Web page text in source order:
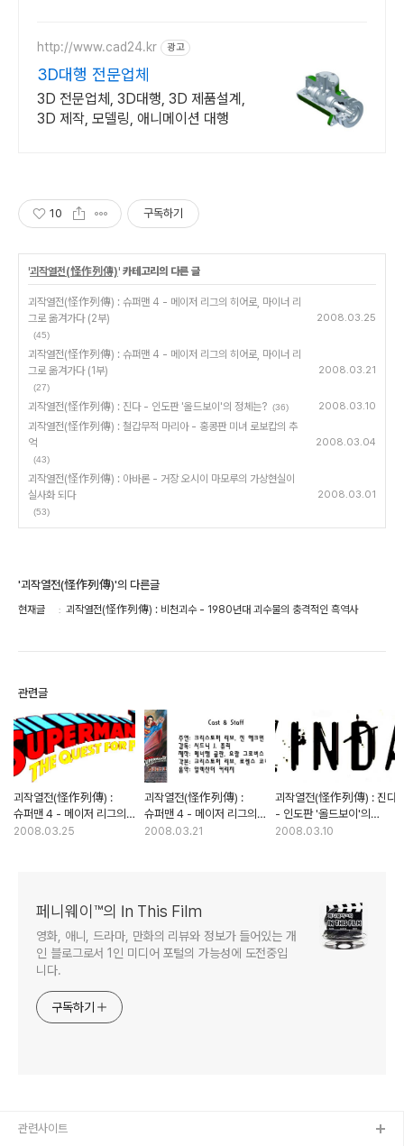
http://www.cad24.kr 광고
3D대행 전문업체
3D 전문업체, 3D대행, 3D 제품설계,
3D 제작, 모델링, 애니메이션 대행
10 구독하기
'괴작열전(怪作列傳)' 카테고리의 다른 글
괴작열전(怪作列傳) : 슈퍼맨 4 - 메이저 리그의 히어로, 마이너 리
그로 옮겨가다 (2부)
(45)
2008.03.25
괴작열전(怪作列傳) : 슈퍼맨 4 - 메이저 리그의 히어로, 마이너 리
그로 옮겨가다 (1부)
(27)
2008.03.21
괴작열전(怪作列傳) : 진다 - 인도판 '올드보이'의 정체는? (36) 2008.03.10
괴작열전(怪作列傳) : 철갑무적 마리아 - 홍콩판 미녀 로보캅의 추
억
(43)
2008.03.04
괴작열전(怪作列傳) : 아바론 - 거장 오시이 마모루의 가상현실이
실사화 되다
(53)
2008.03.01
'괴작열전(怪作列傳)'의 다른글
현재글 괴작열전(怪作列傳) : 비천괴수 - 1980년대 괴수물의 충격적인 흑역사
관련글
괴작열전(怪作列傳) :
슈퍼맨 4 - 메이저 리그의
히어로, 마이너 리그로
2008.03.25
괴작열전(怪作列傳) :
슈퍼맨 4 - 메이저 리그의
히어로, 마이너 리그로
2008.03.21
괴작열전(怪作列傳) : 진다
- 인도판 '올드보이'의
정체는?
2008.03.10
페니웨이™의 In This Film
영화, 애니, 드라마, 만화의 리뷰와 정보가 들어있는 개
인 블로그로서 1인 미디어 포털의 가능성에 도전중입
니다.
구독하기
관련사이트